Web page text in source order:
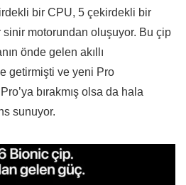
bir CPU, 5 çekirdekli bir
motorundan oluşuyor. Bu çip
önde gelen akıllı
getirmişti ve yeni Pro
bırakmış olsa da hala
sunuyor.